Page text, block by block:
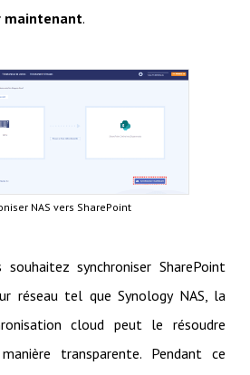
maintenant.
NAS vers SharePoint
synchroniser SharePoint
réseau tel que Synology NAS, la
cloud peut le résoudre
transparente. Pendant ce